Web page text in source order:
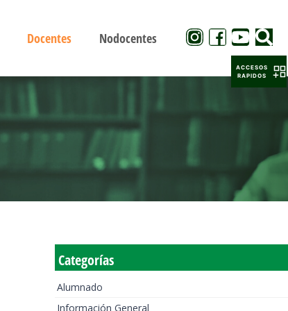
Docentes Nodocentes
Categorías
Alumnado
Información General
ACCESOS
RAPIDOS